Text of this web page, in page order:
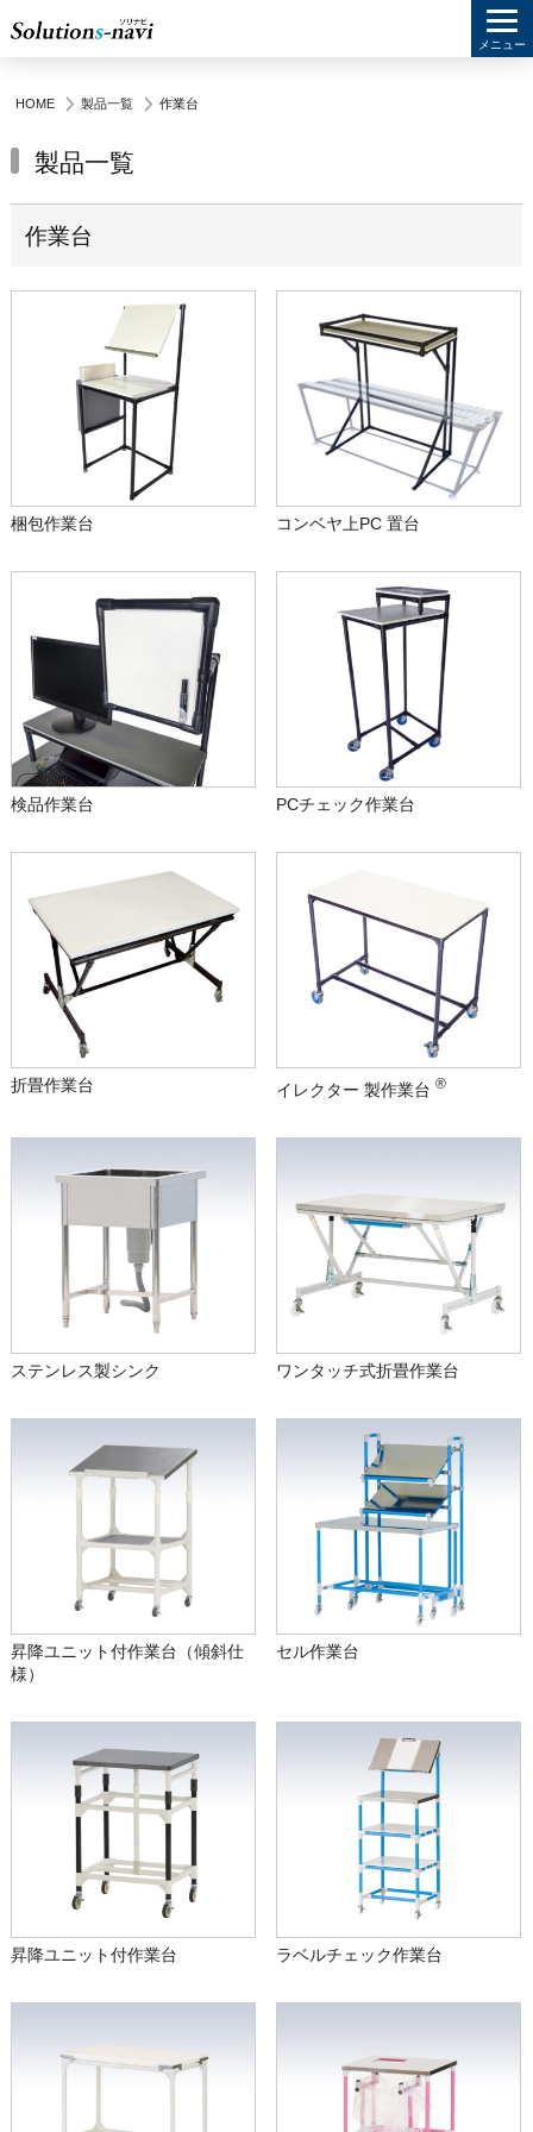
HOME 製品一覧 作業台
製品一覧
作業台
梱包作業台 コンベヤ上PC 置台
検品作業台 PCチェック作業台
折畳作業台 イレクター 製作業台®
ステンレス製シンク ワンタッチ式折畳作業台
昇降ユニット付作業台（傾斜仕
様）
セル作業台
昇降ユニット付作業台 ラベルチェック作業台
メニュー